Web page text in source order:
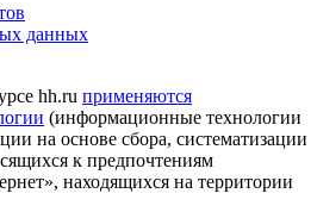
данных
hh.ru применяются
(информационные технологии
на основе сбора, систематизации
к предпочтениям
находящихся на территории